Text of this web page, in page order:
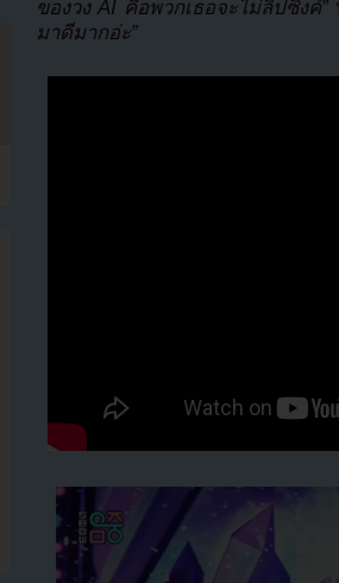
ของวง AI คือพวกเธอจะไม่ลิปซิงค์”
มาดีมากอ่ะ”